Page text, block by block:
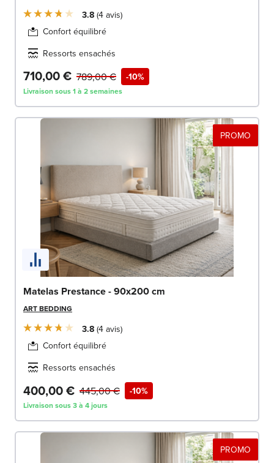
3.8 4 avis
Confort équilibré
Ressorts ensachés
710,00 € -10%
789,00 €
Livraison sous 1 à 2 semaines
PROMO
Matelas Prestance - 90x200 cm
ART BEDDING
3.8 4 avis
Confort équilibré
Ressorts ensachés
400,00 € -10%
445,00 €
Livraison sous 3 à 4 jours
PROMO